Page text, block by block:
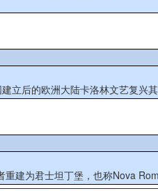
立后的欧洲大陆卡洛林文艺复兴
建为君士坦丁堡，也称Nova